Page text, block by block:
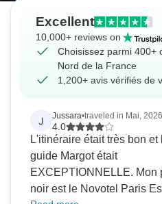
Excellent
10,000+ reviews on
Choisissez parmi 400+
Nord de la France
1,200+ avis vérifiés de
J Jussara•traveled in Mai, 2026
4.0
L'itinéraire était très bon et
guide Margot était
EXCEPTIONNELLE. Mon
noir est le Novotel Paris